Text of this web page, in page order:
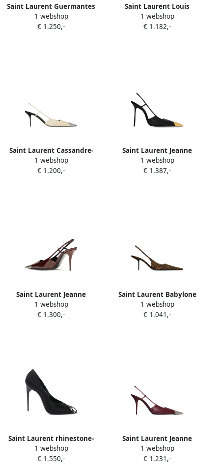
Saint Laurent Guermantes
slingback pumps in pony-
hair leather Beige
1 webshop
€ 1.250,-
Saint Laurent Louis
slingback pumps in patent
leather and satin Zwart
1 webshop
€ 1.182,-
Saint Laurent Cassandre-
plaque pumps Beige
1 webshop
€ 1.200,-
Saint Laurent Jeanne
slingback pumps in smooth
leather Zwart
1 webshop
€ 1.387,-
Saint Laurent Jeanne
slingback pumps in smooth
leather Rood
1 webshop
€ 1.300,-
Saint Laurent Babylone
Breteuil slingback pumps in
leopard grosgrain Bruin
1 webshop
€ 1.041,-
Saint Laurent rhinestone-
embellished open-toe
pumps Zwart
1 webshop
€ 1.550,-
Saint Laurent Jeanne
slingback pumps van glad
leer Rood
1 webshop
€ 1.231,-